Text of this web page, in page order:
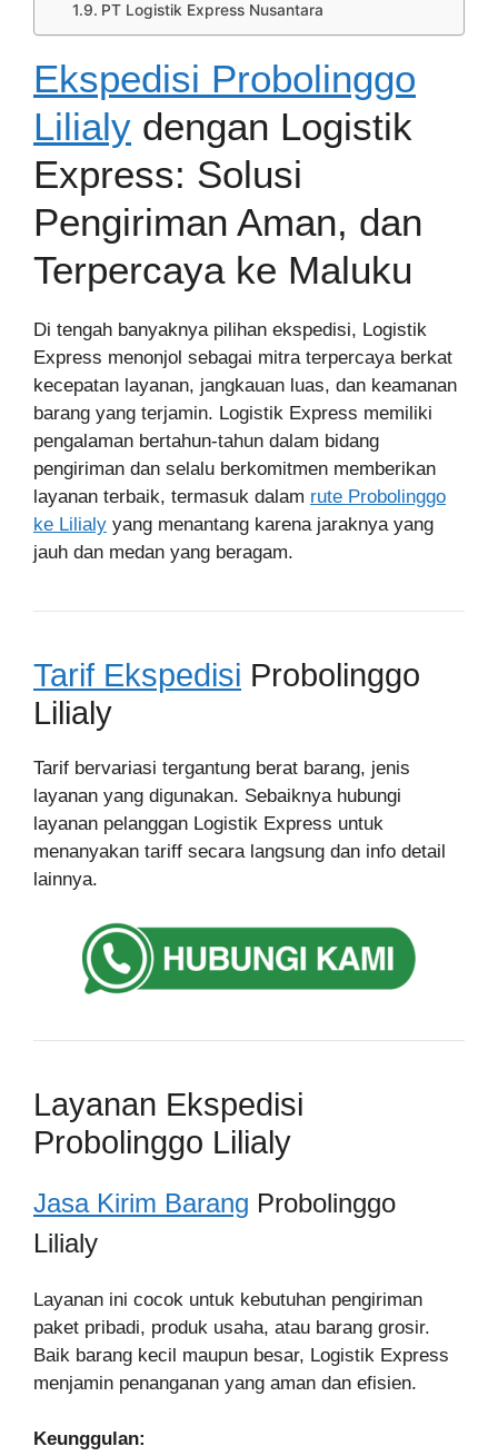
PT Logistik Express Nusantara
Ekspedisi Probolinggo
Lilialy dengan Logistik
Express: Solusi
Pengiriman Aman, dan
Terpercaya ke Maluku
Di tengah banyaknya pilihan ekspedisi, Logistik
Express menonjol sebagai mitra terpercaya berkat
kecepatan layanan, jangkauan luas, dan keamanan
barang yang terjamin. Logistik Express memiliki
pengalaman bertahun-tahun dalam bidang
pengiriman dan selalu berkomitmen memberikan
layanan terbaik, termasuk dalam rute Probolinggo
ke Lilialy yang menantang karena jaraknya yang
jauh dan medan yang beragam.
Tarif Ekspedisi Probolinggo
Lilialy
Tarif bervariasi tergantung berat barang, jenis
layanan yang digunakan. Sebaiknya hubungi
layanan pelanggan Logistik Express untuk
menanyakan tariff secara langsung dan info detail
lainnya.
Layanan Ekspedisi
Probolinggo Lilialy
Jasa Kirim Barang Probolinggo
Lilialy
Layanan ini cocok untuk kebutuhan pengiriman
paket pribadi, produk usaha, atau barang grosir.
Baik barang kecil maupun besar, Logistik Express
menjamin penanganan yang aman dan efisien.
Keunggulan: